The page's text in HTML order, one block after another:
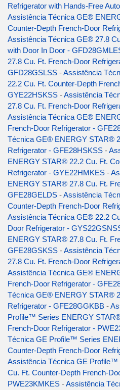
Refrigerator with Hands-Free
Assistência Técnica GE®
Counter-Depth French-Door
Assistência Técnica GE® 27.8
with Door In Door -
27.8 Cu. Ft. French-Door
GFD28GSLSS -Assistência
22.2 Cu. Ft. Counter-Depth
GYE22HSKSS -Assistência
27.8 Cu. Ft. French-Door
Assistência Técnica GE®
French-Door Refrigerator -
Técnica GE® ENERGY STAR®
Refrigerator - GFE28HSKSS -
ENERGY STAR® 22.2 Cu. Ft.
Refrigerator - GYE22HMKES -
ENERGY STAR® 27.8 Cu. Ft.
GFE28GELDS -Assistência
Counter-Depth French-Door
Assistência Técnica GE® 22.2
Door Refrigerator -
ENERGY STAR® 27.8 Cu. Ft.
GFE28GSKSS -Assistência
27.8 Cu. Ft. French-Door
Assistência Técnica GE®
French-Door Refrigerator -
Técnica GE® ENERGY STAR®
Refrigerator - GFE28GGKBB -
Profile™ Series ENERGY
French-Door Refrigerator -
Técnica GE Profile™ Series
Counter-Depth French-Door
Assistência Técnica GE
Cu. Ft. Counter-Depth French-
PWE23KMKES -Assistência